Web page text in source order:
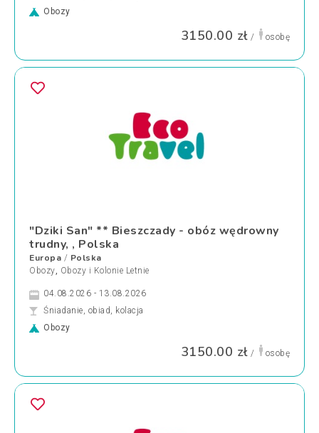
Obozy
3150.00 zł / osobę
"Dziki San" ** Bieszczady - obóz wędrowny
trudny, , Polska
Europa / Polska
Obozy, Obozy i Kolonie Letnie
04.08.2026 - 13.08.2026
Śniadanie, obiad, kolacja
Obozy
3150.00 zł / osobę